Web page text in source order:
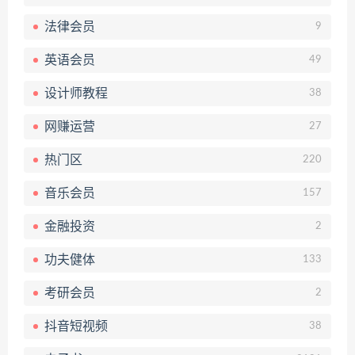
法律会员 9
英语会员 49
设计师教程 38
网赚运营 27
热门区 220
音乐会员 157
金融投资 2
功夫健体 133
考研会员 2
抖音短视频 38